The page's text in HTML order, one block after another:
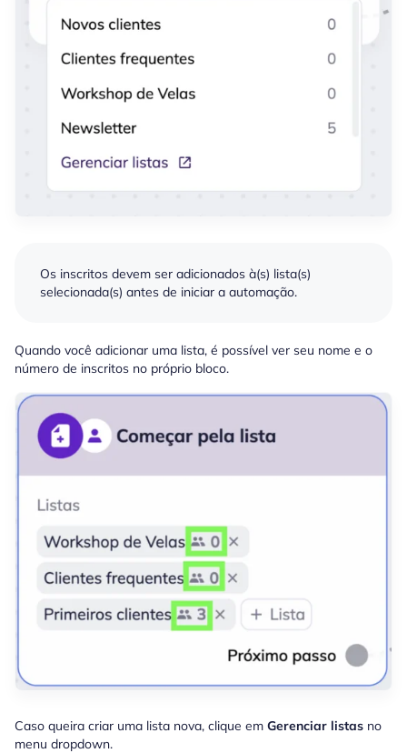
Os inscritos devem ser adicionados à(s) lista(s)
selecionada(s) antes de iniciar a automação.
Quando você adicionar uma lista, é possível ver seu nome e o
número de inscritos no próprio bloco.
Caso queira criar uma lista nova, clique em Gerenciar listas no
menu dropdown.